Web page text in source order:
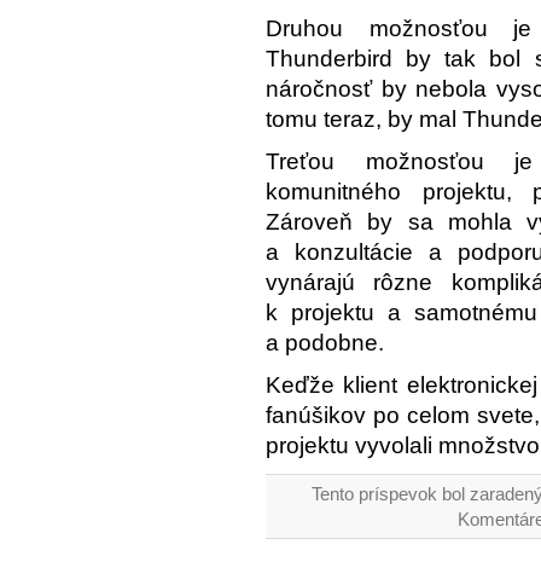
Druhou možnosťou
Thunderbird by tak bol
náročnosť by nebola
tomu teraz, by mal
Treťou možnosťou je
komunitného
Zároveň by sa mohla
a konzultácie a
vynárajú rôzne
k projektu a
a podobne.
Keďže klient
fanúšikov po celom
projektu vyvolali
Tento príspevok bol